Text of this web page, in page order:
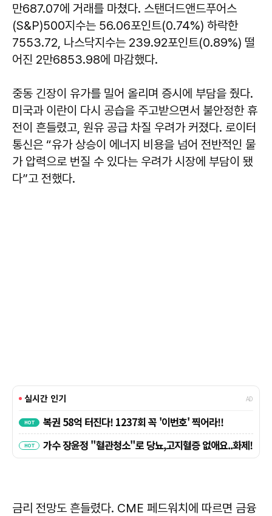
만687.07에 거래를 마쳤다. 스탠더드앤드푸어스
(S&P)500지수는 56.06포인트(0.74%) 하락한
7553.72, 나스닥지수는 239.92포인트(0.89%) 떨
어진 2만6853.98에 마감했다.
중동 긴장이 유가를 밀어 올리며 증시에 부담을 줬다.
미국과 이란이 다시 공습을 주고받으면서 불안정한 휴
전이 흔들렸고, 원유 공급 차질 우려가 커졌다. 로이터
통신은 “유가 상승이 에너지 비용을 넘어 전반적인 물
가 압력으로 번질 수 있다는 우려가 시장에 부담이 됐
다”고 전했다.
금리 전망도 흔들렸다. CME 페드워치에 따르면 금융